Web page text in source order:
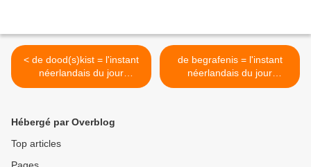
< de dood(s)kist = l'instant
néerlandais du jour
(2025_04_23)
de begrafenis = l'instant
néerlandais du jour
(2025_04_25) >
Hébergé par Overblog
Top articles